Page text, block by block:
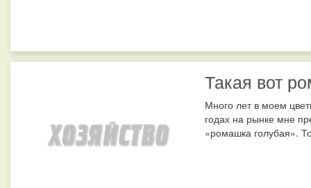
Такая вот
Много лет в моем
годах на рынке мне
«ромашка голубая».